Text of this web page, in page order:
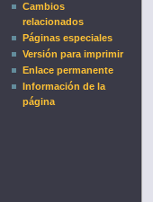
Cambios
relacionados
Páginas especiales
Versión para imprimir
Enlace permanente
Información de la
página